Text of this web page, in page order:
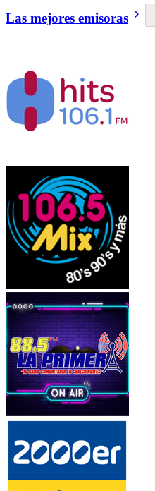
Las mejores emisoras